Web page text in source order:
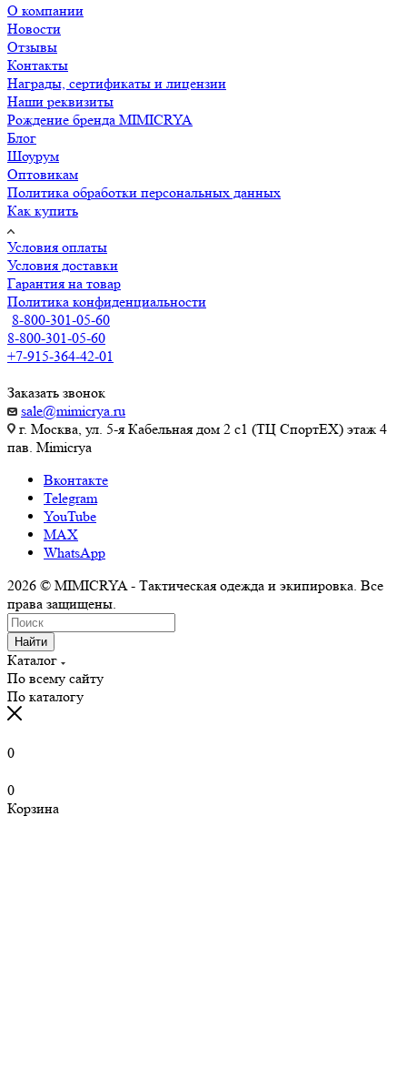
О компании
Новости
Отзывы
Контакты
Награды, сертификаты и лицензии
Наши реквизиты
Рождение бренда MIMICRYA
Блог
Шоурум
Оптовикам
Политика обработки персональных данных
Как купить
Условия оплаты
Условия доставки
Гарантия на товар
Политика конфиденциальности
8-800-301-05-60
8-800-301-05-60
+7-915-364-42-01
Заказать звонок
sale@mimicrya.ru
г. Москва, ул. 5-я Кабельная дом 2 с1 (ТЦ СпортEX) этаж 4
пав. Mimicrya
Вконтакте
Telegram
YouTube
MAX
WhatsApp
2026 © MIMICRYA - Тактическая одежда и экипировка. Все
права защищены.
Найти
Каталог
По всему сайту
По каталогу
0
0
Корзина